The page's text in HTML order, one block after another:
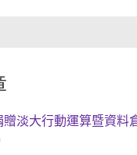
贈淡大行動運算暨資料